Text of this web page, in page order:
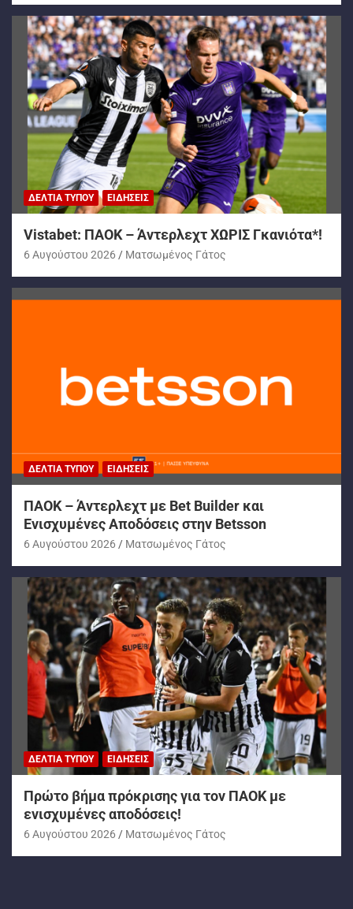
ΔΕΛΤΊΑ ΤΎΠΟΥ ΕΙΔΉΣΕΙΣ
Vistabet: ΠΑΟΚ – Άντερλεχτ ΧΩΡΙΣ Γκανιότα*!
6 Αυγούστου 2026 Ματσωμένος Γάτος
ΔΕΛΤΊΑ ΤΎΠΟΥ ΕΙΔΉΣΕΙΣ
ΠΑΟΚ – Άντερλεχτ με Bet Builder και
Ενισχυμένες Αποδόσεις στην Betsson
6 Αυγούστου 2026 Ματσωμένος Γάτος
ΔΕΛΤΊΑ ΤΎΠΟΥ ΕΙΔΉΣΕΙΣ
Πρώτο βήμα πρόκρισης για τον ΠΑΟΚ με
ενισχυμένες αποδόσεις!
6 Αυγούστου 2026 Ματσωμένος Γάτος